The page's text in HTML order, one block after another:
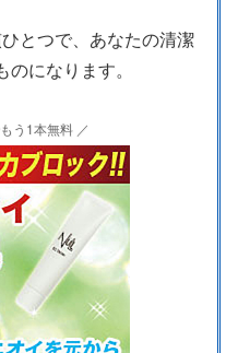
とつで、あなたの清潔
になります。
う1本無料 ／